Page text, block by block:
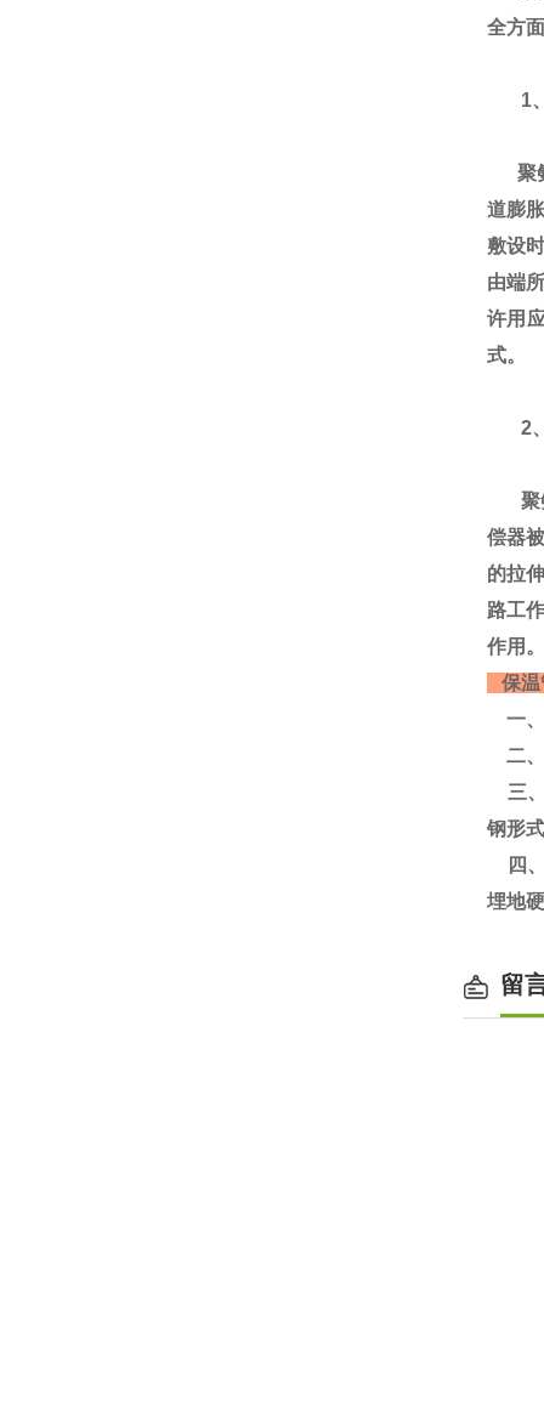
全方
1
聚氨
道膨
敷设
由端
许用
式。
2、
聚
偿器
的拉
路工
作用
保温
一、
二、
三、
钢形
四、
埋地
留